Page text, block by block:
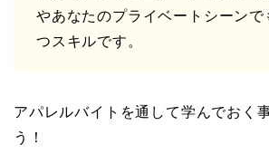
やあなたのプライベートシーンで
つスキルです。
アパレルバイトを通して学んでおく
う！